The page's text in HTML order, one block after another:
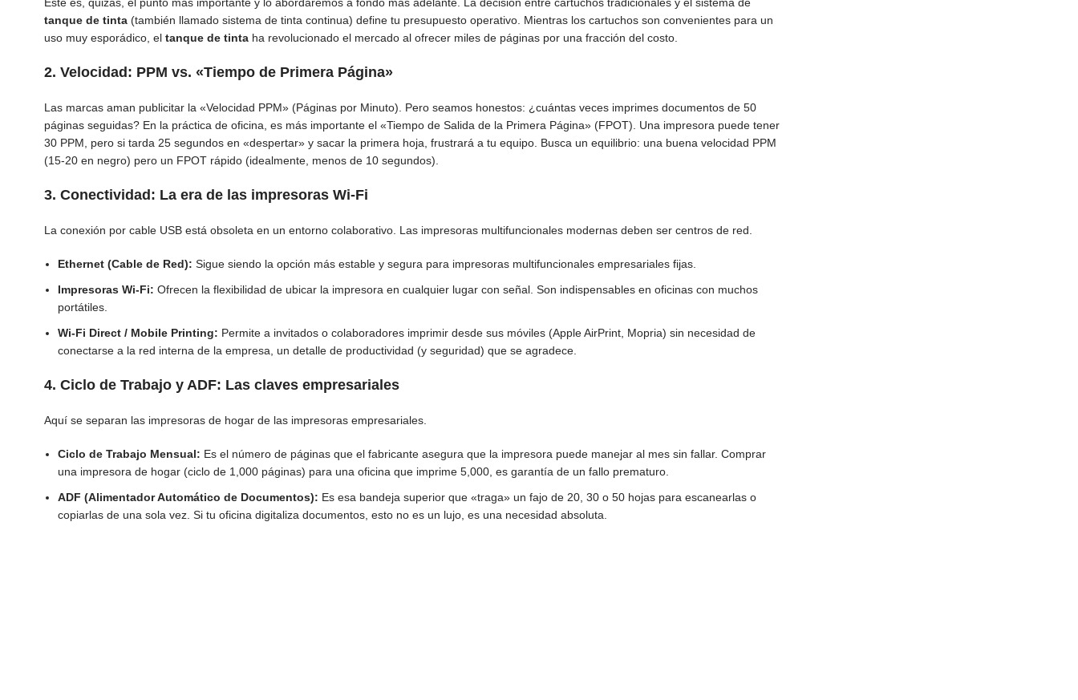
tanque de tinta (también llamado sistema de tinta continua) define tu presupuesto operativo. Mientras los cartuchos son convenientes para un
uso muy esporádico, eltanque de tinta ha revolucionado el mercado al ofrecer miles de páginas por una fracción del costo.
2. Velocidad: PPM vs. «Tiempo de Primera Página»
Las marcas aman publicitar la «Velocidad PPM» (Páginas por Minuto). Pero seamos honestos: ¿cuántas veces imprimes documentos de 50
páginas seguidas? En la práctica de oficina, es más importante el «Tiempo de Salida de la Primera Página» (FPOT). Una impresora puede tener
30 PPM, pero si tarda 25 segundos en «despertar» y sacar la primera hoja, frustrará a tu equipo. Busca un equilibrio: una buena velocidad PPM
(15-20 en negro) pero un FPOT rápido (idealmente, menos de 10 segundos).
3. Conectividad: La era de las impresoras Wi-Fi
La conexión por cable USB está obsoleta en un entorno colaborativo. Las impresoras multifuncionales modernas deben ser centros de red.
Ethernet (Cable de Red): Sigue siendo la opción más estable y segura para impresoras multifuncionales empresariales fijas.
Impresoras Wi-Fi: Ofrecen la flexibilidad de ubicar la impresora en cualquier lugar con señal. Son indispensables en oficinas con muchos
portátiles.
Wi-Fi Direct / Mobile Printing: Permite a invitados o colaboradores imprimir desde sus móviles (Apple AirPrint, Mopria) sin necesidad de
conectarse a la red interna de la empresa, un detalle de productividad (y seguridad) que se agradece.
4. Ciclo de Trabajo y ADF: Las claves empresariales
Aquí se separan las impresoras de hogar de las impresoras empresariales.
Ciclo de Trabajo Mensual: Es el número de páginas que el fabricante asegura que la impresora puede manejar al mes sin fallar. Comprar
una impresora de hogar (ciclo de 1,000 páginas) para una oficina que imprime 5,000, es garantía de un fallo prematuro.
ADF (Alimentador Automático de Documentos): Es esa bandeja superior que «traga» un fajo de 20, 30 o 50 hojas para escanearlas o
copiarlas de una sola vez. Si tu oficina digitaliza documentos, esto no es un lujo, es una necesidad absoluta.